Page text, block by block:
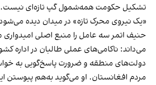
تشکیل حکومت همه‌شمول گپ تازه‌ای نیست.
«یک نیروی محرک تازه» در میدان دیده
حنیف اتمر سه عامل را منبع اصلی امیدواری
می‌داند: ناکامی‌های عملی طالبان در اداره
دولت‌های منطقه و ضرورت پاسخ‌گویی به
مردم افغانستان. او می‌گوید به‌هم پیوستن